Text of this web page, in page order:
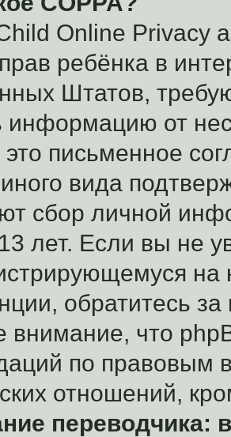
Online Privacy
ребёнка в
Штатов,
информацию от
письменное
вида
сбор личной
лет. Если вы не
обратитесь
внимание, что
по правовым
отношений,
переводчика: